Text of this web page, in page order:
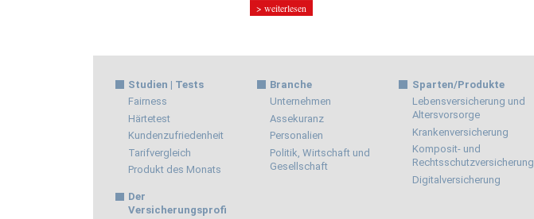
> weiterlesen
Studien | Tests
Fairness
Härtetest
Kundenzufriedenheit
Tarifvergleich
Produkt des Monats
Branche
Unternehmen
Assekuranz
Personalien
Politik, Wirtschaft und
Gesellschaft
Sparten/Produkte
Lebensversicherung und
Altersvorsorge
Krankenversicherung
Komposit- und
Rechtsschutzversicherung
Digitalversicherung
Der
Versicherungsprofi